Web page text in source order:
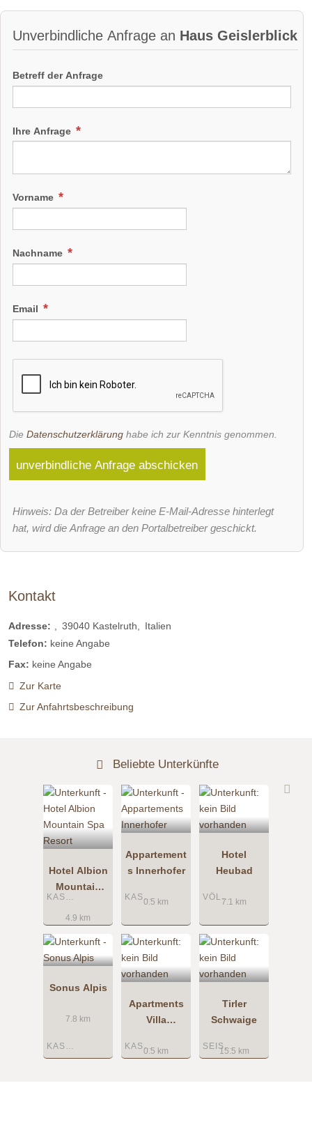
Unverbindliche Anfrage an Haus Geislerblick
Betreff der Anfrage
Ihre Anfrage
Vorname
Nachname
Email
Die Datenschutzerklärung habe ich zur Kenntnis genommen.
unverbindliche Anfrage abschicken
Hinweis: Da der Betreiber keine E-Mail-Adresse hinterlegt
hat, wird die Anfrage an den Portalbetreiber geschickt.
Kontakt
Adresse: 39040 Kastelruth
Italien
Telefon: keine Angabe
Fax: keine Angabe
Zur Karte
Zur Anfahrtsbeschreibung
Beliebte Unterkünfte
Hotel Albion
Mountain
Spa Resort
KASTELRUTH
4.9 km
Appartement
s Innerhofer
KASTELRUTH
0.5 km
Hotel
Heubad
VÖLS AM SCHLERN
7.1 km
Sonus Alpis
KASTELRUTH
7.8 km
Apartments
Villa
KASTELRUTH
0.5 km
Tirler
Schwaige
SEISER ALM
15.5 km